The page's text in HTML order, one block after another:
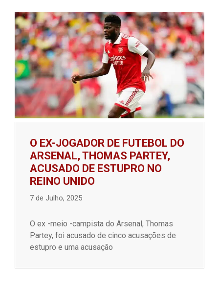
O EX-JOGADOR DE FUTEBOL DO
ARSENAL, THOMAS PARTEY,
ACUSADO DE ESTUPRO NO
REINO UNIDO
7 de Julho, 2025
O ex -meio -campista do Arsenal, Thomas
Partey, foi acusado de cinco acusações de
estupro e uma acusação